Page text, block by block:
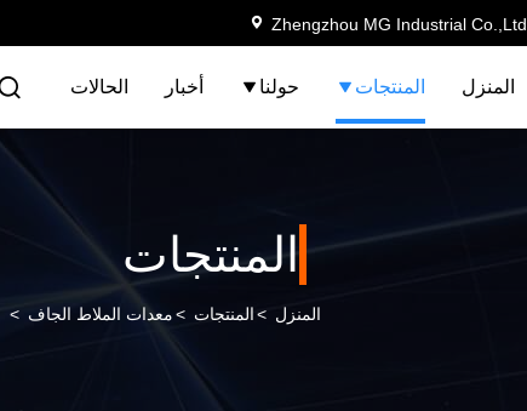
Zhengzhou MG Industrial Co.,Ltd
المنزل المنتجات حولنا أخبار الحالات
المنتجات
المنزل >المنتجات >معدات الملاط الجاف >